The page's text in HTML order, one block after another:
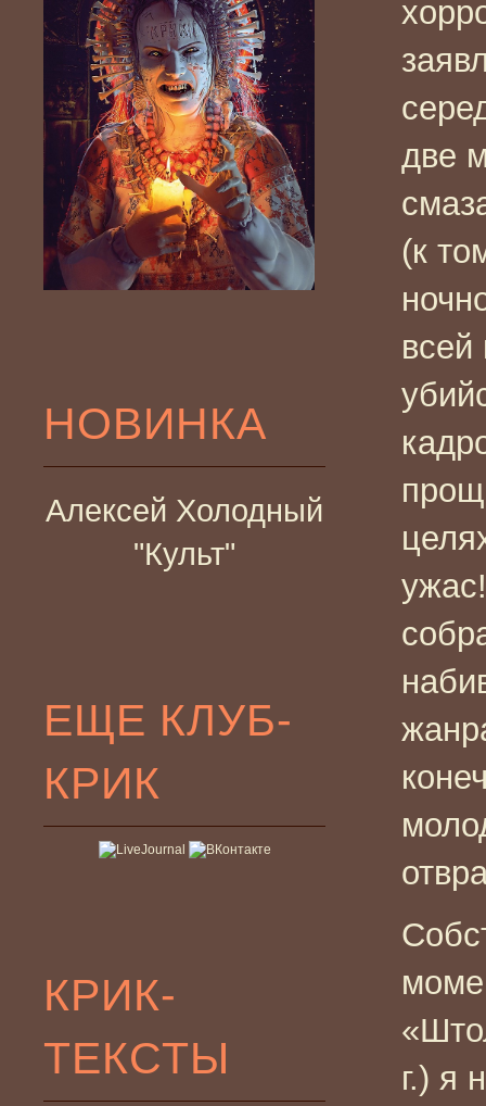
НОВИНКА
Алексей Холодный
"Культ"
ЕЩЕ КЛУБ-
КРИК
КРИК-
ТЕКСТЫ
две
(к
всей
г.) я